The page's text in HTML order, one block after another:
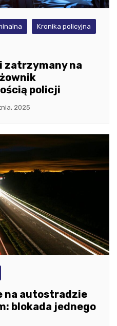
Kronika policyjna
zatrzymany na
policji
2025
na autostradzie
blokada jednego